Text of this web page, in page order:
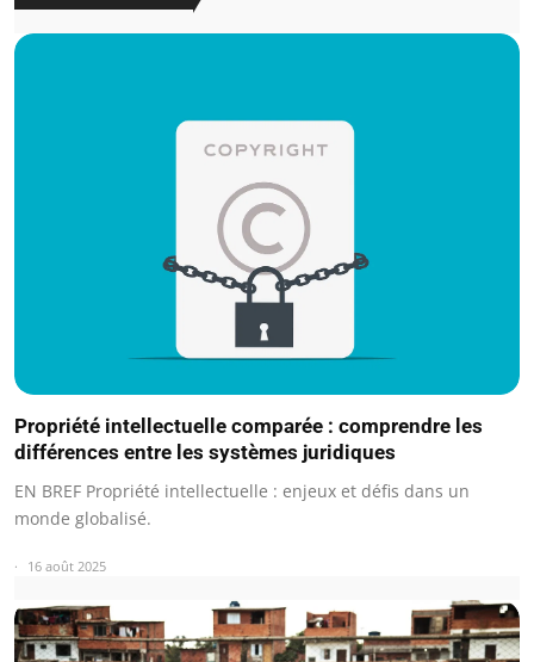
Propriété intellectuelle comparée : comprendre les
différences entre les systèmes juridiques
EN BREF Propriété intellectuelle : enjeux et défis dans un
monde globalisé.
16 août 2025